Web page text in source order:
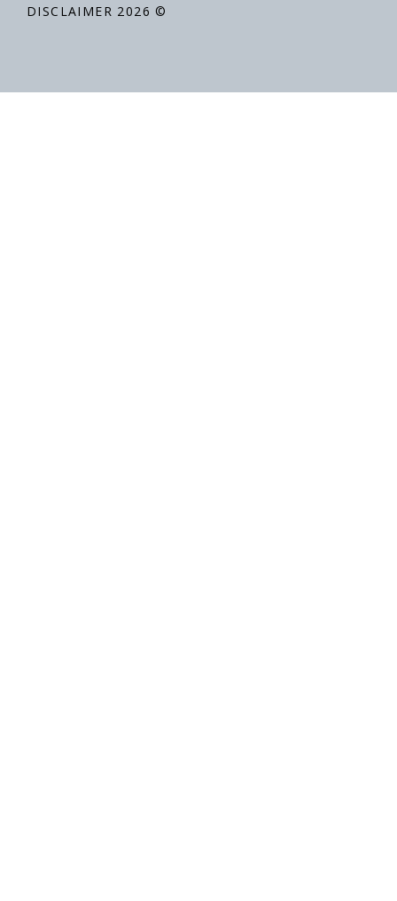
DISCLAIMER 2026 ©